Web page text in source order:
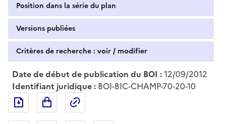
Position dans la série du plan
Versions publiées
Critères de recherche : voir / modifier
Date de début de publication du BOI :12/09/2012
Identifiant juridique : BOI-BIC-CHAMP-70-20-10
Exporter le document au format pdf